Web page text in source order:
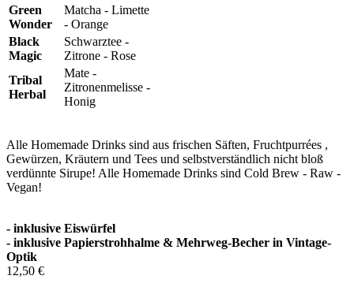
Green
Wonder
Matcha - Limette
- Orange
Black
Magic
Schwarztee -
Zitrone - Rose
Tribal
Herbal
Mate -
Zitronenmelisse -
Honig
Alle Homemade Drinks sind aus frischen Säften, Fruchtpurrées ,
Gewürzen, Kräutern und Tees und selbstverständlich nicht bloß
verdünnte Sirupe! Alle Homemade Drinks sind Cold Brew - Raw -
Vegan!
- inklusive Eiswürfel
- inklusive Papierstrohhalme & Mehrweg-Becher in Vintage-
Optik
12,50 €